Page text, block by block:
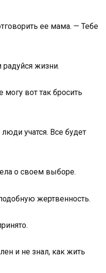
ее мама. — Тебе
жизни.
вот так бросить
учатся. Все будет
о своем выборе.
жертвенность.
и не знал, как жить